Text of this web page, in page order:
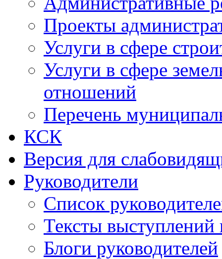
Проекты
Услуги в сфере
Услуги в сфере
отношений
Перечень
КСК
Версия для
Руководители
Список
Тексты выступлений
Блоги руководителей